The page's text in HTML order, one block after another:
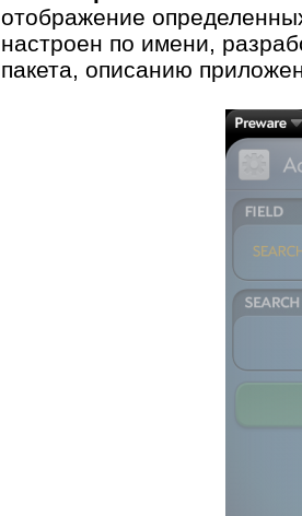
отображение
настроен по имени,
пакета, описанию